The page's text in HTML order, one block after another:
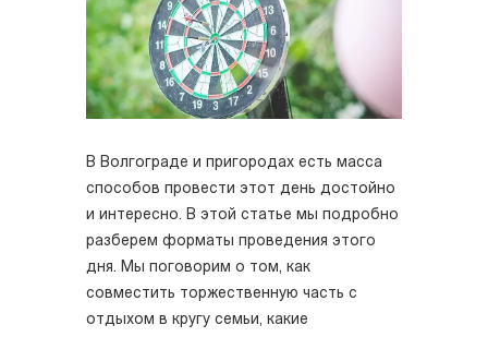
В Волгограде и пригородах есть масса
способов провести этот день достойно
и интересно. В этой статье мы подробно
разберем форматы проведения этого
дня. Мы поговорим о том, как
совместить торжественную часть с
отдыхом в кругу семьи, какие